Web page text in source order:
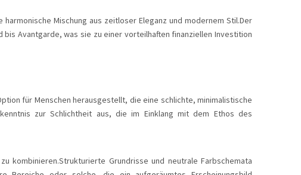
Mischung aus zeitloser Eleganz und modernem Stil.Der
Avantgarde, was sie zu einer vorteilhaften finanziellen Investition
für Menschen herausgestellt, die eine schlichte, minimalistische
zur Schlichtheit aus, die im Einklang mit dem Ethos des
kombinieren.Strukturierte Grundrisse und neutrale Farbschemata